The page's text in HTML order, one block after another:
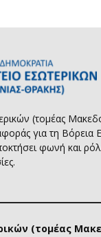
(τομέας
για τη Βόρεια
φωνή και
(τομέας